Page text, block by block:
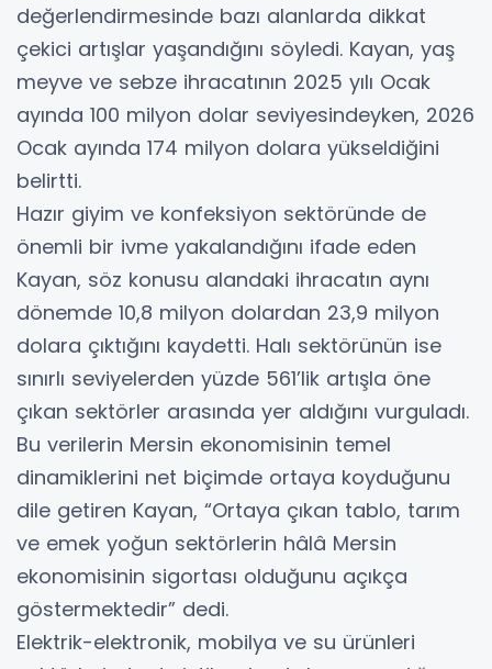
değerlendirmesinde bazı alanlarda dikkat
çekici artışlar yaşandığını söyledi. Kayan, yaş
meyve ve sebze ihracatının 2025 yılı Ocak
ayında 100 milyon dolar seviyesindeyken, 2026
Ocak ayında 174 milyon dolara yükseldiğini
belirtti.
Hazır giyim ve konfeksiyon sektöründe de
önemli bir ivme yakalandığını ifade eden
Kayan, söz konusu alandaki ihracatın aynı
dönemde 10,8 milyon dolardan 23,9 milyon
dolara çıktığını kaydetti. Halı sektörünün ise
sınırlı seviyelerden yüzde 561’lik artışla öne
çıkan sektörler arasında yer aldığını vurguladı.
Bu verilerin Mersin ekonomisinin temel
dinamiklerini net biçimde ortaya koyduğunu
dile getiren Kayan, “Ortaya çıkan tablo, tarım
ve emek yoğun sektörlerin hâlâ Mersin
ekonomisinin sigortası olduğunu açıkça
göstermektedir” dedi.
Elektrik-elektronik, mobilya ve su ürünleri